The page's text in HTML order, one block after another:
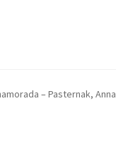
– Pasternak, Anna